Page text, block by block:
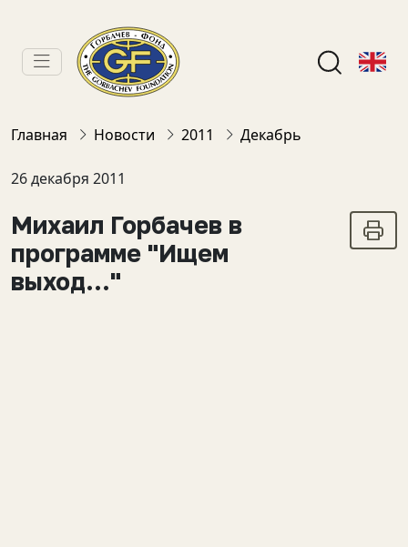
Главная Новости 2011 Декабрь
26 декабря 2011
Михаил Горбачев в
программе "Ищем
выход..."